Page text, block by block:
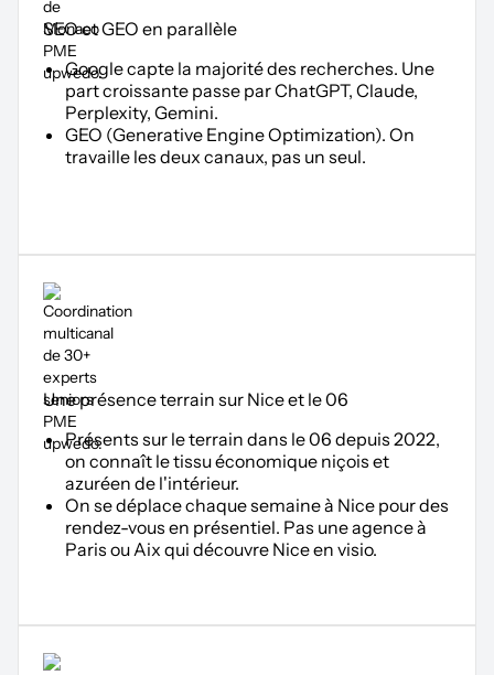
SEO et GEO en parallèle
Google capte la majorité des recherches. Une
part croissante passe par ChatGPT, Claude,
Perplexity, Gemini.
GEO (Generative Engine Optimization). On
travaille les deux canaux, pas un seul.
Une présence terrain sur Nice et le 06
Présents sur le terrain dans le 06 depuis 2022,
on connaît le tissu économique niçois et
azuréen de l'intérieur.
On se déplace chaque semaine à Nice pour des
rendez-vous en présentiel. Pas une agence à
Paris ou Aix qui découvre Nice en visio.